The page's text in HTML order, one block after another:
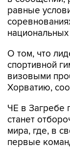
О том, что
визовыми
Хорватию,
ЧЕ в Загребе
мира, где, в
первые
игры 2028
женская